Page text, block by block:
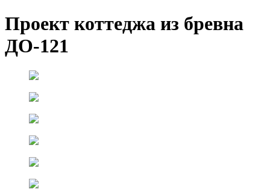
Проект коттеджа из бревна
ДО-121